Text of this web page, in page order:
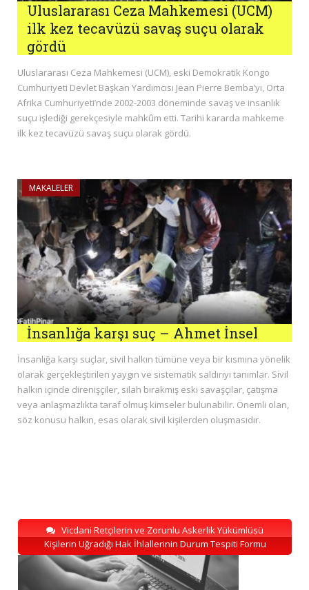
Uluslararası Ceza Mahkemesi (UCM)
ilk kez tecavüzü savaş suçu olarak
gördü
Uluslararası Ceza Mahkemesi (UCM), eski Demokratik Kongo
Cumhuriyeti Devlet Başkan Yardımcısı Jean Pierre Bemba’yı, Orta
Afrika Cumhuriyeti’nde 2002-2003 döneminde savaş ve insanlık
suçu işlediği gerekçesiyle mahkûm etti. Tarihi kararda mahkeme
ilk kez tecavüzü savaş suçu olarak gördü.
MAKALELER
İnsanlığa karşı suç – Ahmet İnsel
İnsanlığa karşı suçlar, sivil halkın tümüne veya bir kısmına yönelik
olarak gerçekleştirilen yaygın ve sistematik saldırıyı tanımlar. Sivil
halkın içinde direnişçiler, silah bırakmış eski savaşçılar, çatışma
veya anlaşmazlıkta taraf olmuş kimseler bulunabilir. Önemli olan,
söz konusu halkın, esas olarak sivil kişilerden oluşmasıdır.
Vicdani Retçilerin ve Zorunlu Askerlik Yükümlüsü
Kişilerin Uğradığı Hak İhlallerinin Durum Tespiti Formu